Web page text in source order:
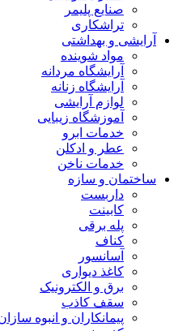
صنایع پلیمر
تراشکاری
آرایشی و بهداشتی
مواد شوینده
آرایشگاه مردانه
آرایشگاه زنانه
لوازم آرایشی
آموزشگاه زیبایی
خدمات ابرو
عطر و ادکلن
خدمات ناخن
ساختمان و سازه
داربست
کابینت
پله برقی
کناف
آسانسور
کاغذ دیواری
برق و الکترونیک
سقف کاذب
پیمانکاران و انبوه سازان